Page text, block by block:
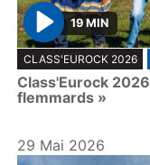
P
l
a
y
19 MIN
CLASS'EUROCK 2026
Class'Eurock
flemmards »
29 Mai 2026